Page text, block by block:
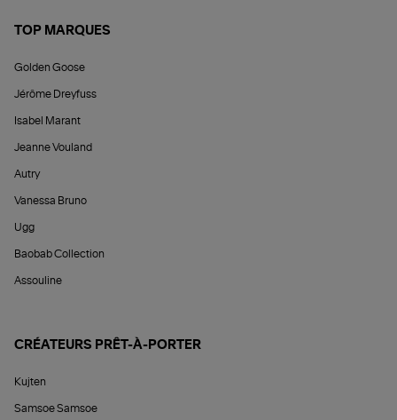
TOP MARQUES
Golden Goose
Jérôme Dreyfuss
Isabel Marant
Jeanne Vouland
Autry
Vanessa Bruno
Ugg
Baobab Collection
Assouline
CRÉATEURS PRÊT-À-PORTER
Kujten
Samsoe Samsoe